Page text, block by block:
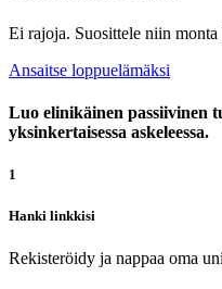
Ei rajoja. Suosittele niin monta
Ansaitse loppuelämäksi
Luo elinikäinen passiivinen
yksinkertaisessa askeleessa.
1
Hanki linkkisi
Rekisteröidy ja nappaa oma